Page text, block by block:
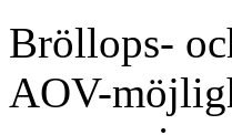
Bröllops-
AOV-